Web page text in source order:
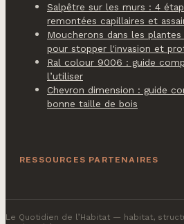
Salpêtre sur les murs : 4
remontées capillaires et
Moucherons dans les
pour stopper l'invasion et
Ral colour 9006 : guide
l’utiliser
Chevron dimension : guide
bonne taille de bois
RESSOURCES PARTENAIRES
Le Quotidien de l’Habitat — habitat,